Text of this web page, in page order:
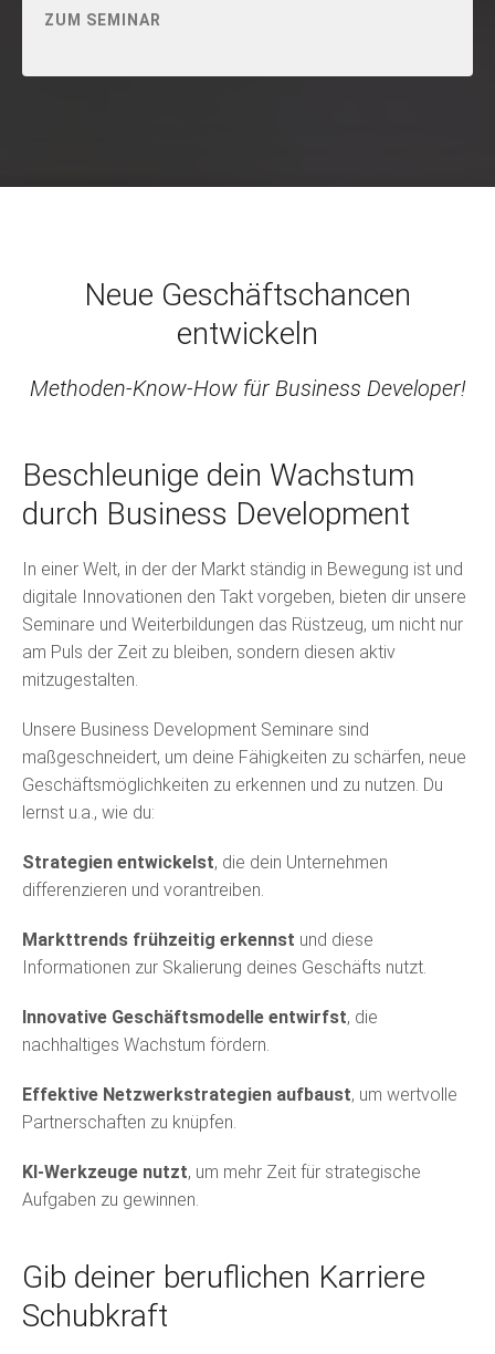
ZUM SEMINAR
Neue Geschäftschancen
entwickeln
Methoden-Know-How für Business Developer!
Beschleunige dein Wachstum
durch Business Development
In einer Welt, in der der Markt ständig in Bewegung ist und
digitale Innovationen den Takt vorgeben, bieten dir unsere
Seminare und Weiterbildungen das Rüstzeug, um nicht nur
am Puls der Zeit zu bleiben, sondern diesen aktiv
mitzugestalten.
Unsere Business Development Seminare sind
maßgeschneidert, um deine Fähigkeiten zu schärfen, neue
Geschäftsmöglichkeiten zu erkennen und zu nutzen. Du
lernst u.a., wie du:
Strategien entwickelst, die dein Unternehmen
differenzieren und vorantreiben.
Markttrends frühzeitig erkennst und diese
Informationen zur Skalierung deines Geschäfts nutzt.
Innovative Geschäftsmodelle entwirfst, die
nachhaltiges Wachstum fördern.
Effektive Netzwerkstrategien aufbaust, um wertvolle
Partnerschaften zu knüpfen.
KI-Werkzeuge nutzt, um mehr Zeit für strategische
Aufgaben zu gewinnen.
Gib deiner beruflichen Karriere
Schubkraft